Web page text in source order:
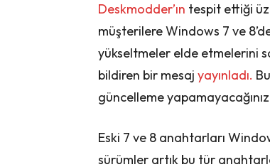
Deskmodder’ın tespit ettiği
müşterilere Windows 7 ve
yükseltmeler elde etmelerini
bildiren bir mesaj yayınladı.
güncelleme
Eski 7 ve 8 anahtarları
sürümler artık bu tür